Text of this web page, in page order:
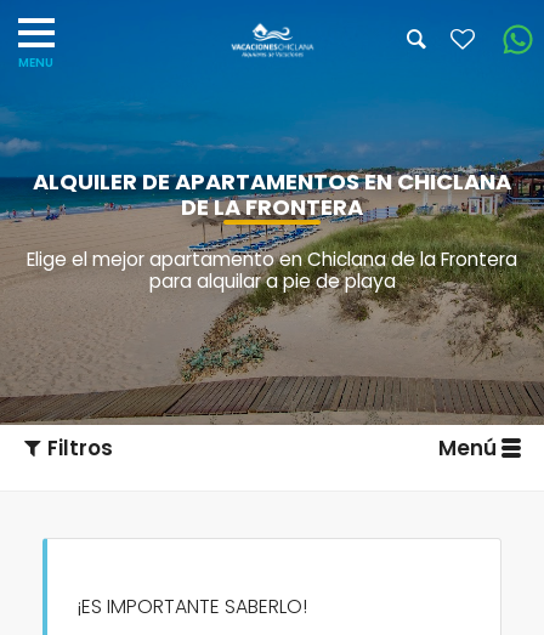
ALQUILER DE APARTAMENTOS EN CHICLANA
DE LA FRONTERA
Elige el mejor apartamento en Chiclana de la Frontera
para alquilar a pie de playa
Filtros Menú
¡ES IMPORTANTE SABERLO!